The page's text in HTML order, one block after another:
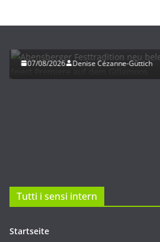
07/08/2026 Denise Cézanne-Güttich
Tutti i sensi intern
Startseite